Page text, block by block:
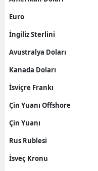
Euro
İngiliz Sterlini
Avustralya Doları
Kanada Doları
İsviçre Frankı
Çin Yuanı Offshore
Çin Yuanı
Rus Rublesi
İsveç Kronu